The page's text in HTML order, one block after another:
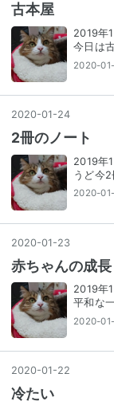
古本屋
2019年
今日は
2020-
2020-01 -24
2冊のノート
2019年
うど今
2020-
2020-01 -23
赤ちゃんの成長
2019年
平和な
2020-
2020-01 -22
冷たい